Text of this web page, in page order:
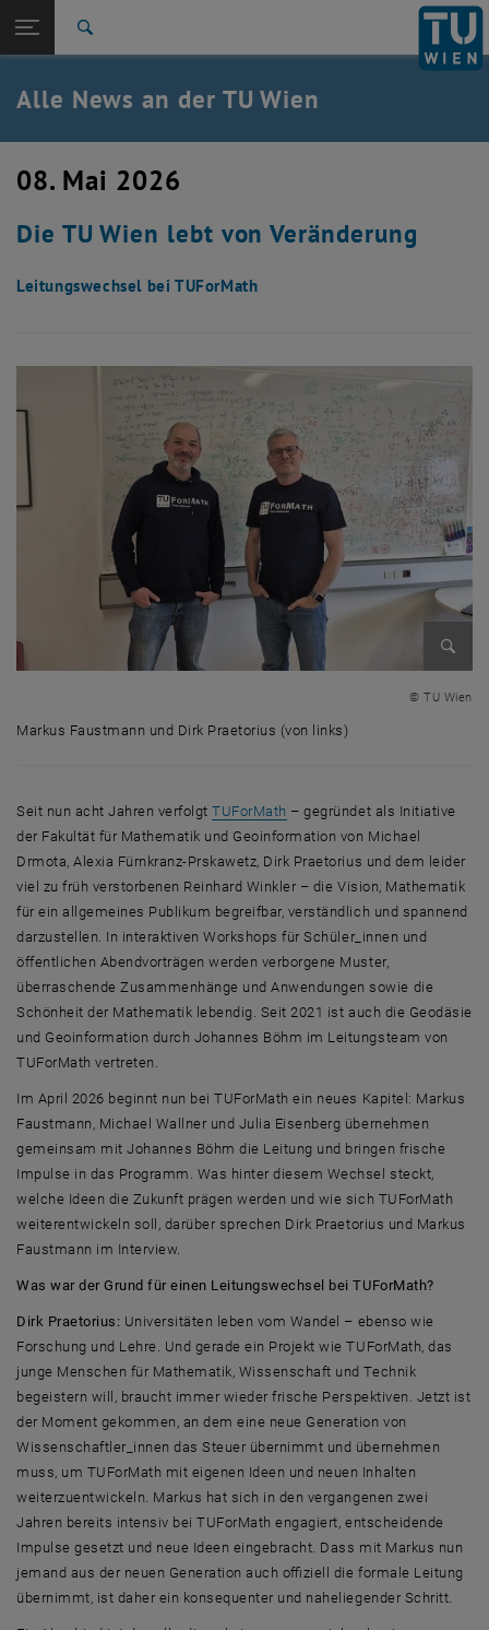
TU Login
Quicklinks
Quicklinks-Menü umschalten
Studium
Karriere
Zurück: Subseiten von TU Wien Startseite auflisten
Zurück zur letzten Ebene:
TU Wien Startseite
Übersicht
Alle News an der TU Wien
08. Mai 2026
Die TU Wien lebt von Veränderung
Leitungswechsel bei TUForMath
© TU Wien
Markus Faustmann und Dirk Praetorius (von links)
Seit nun acht Jahren verfolgtTUForMath – gegründet als Initiative
der Fakultät für Mathematik und Geoinformation von Michael
Drmota, Alexia Fürnkranz-Prskawetz, Dirk Praetorius und dem leider
viel zu früh verstorbenen Reinhard Winkler – die Vision, Mathematik
für ein allgemeines Publikum begreifbar, verständlich und spannend
darzustellen. In interaktivenWorkshops für Schüler_innen und
öffentlichen Abendvorträgen werden verborgene Muster,
überraschende Zusammenhänge und Anwendungen sowie die
Schönheit der Mathematik lebendig. Seit 2021 ist auch die Geodäsie
und Geoinformation durch Johannes Böhm im Leitungsteam von
TUForMath vertreten.
Im April 2026 beginnt nun bei TUForMath ein neues Kapitel: Markus
Faustmann, Michael Wallner und Julia Eisenberg übernehmen
gemeinsam mit Johannes Böhm die Leitung und bringen frische
Impulse in das Programm. Was hinter diesem Wechsel steckt,
welche Ideen die Zukunft prägen werden und wie sich TUForMath
weiterentwickeln soll, darüber sprechen Dirk Praetorius und Markus
Faustmann im Interview.
Was war der Grund für einen Leitungswechsel bei TUForMath?
Dirk Praetorius: Universitäten leben vom Wandel – ebenso wie
Forschung und Lehre. Und gerade ein Projekt wie TUForMath, das
junge Menschen für Mathematik, Wissenschaft und Technik
begeistern will, braucht immer wieder frische Perspektiven. Jetzt ist
der Moment gekommen, an dem eine neue Generation von
Wissenschaftler_innen das Steuer übernimmt und übernehmen
muss, um TUForMath mit eigenen Ideen und neuen Inhalten
weiterzuentwickeln. Markus hat sich in den vergangenen zwei
Jahren bereits intensiv bei TUForMath engagiert, entscheidende
Impulse gesetzt und neue Ideen eingebracht. Dass mit Markus nun
jemand aus der neuen Generation auch offiziell die formale Leitung
übernimmt, ist daher ein konsequenter und naheliegender Schritt.